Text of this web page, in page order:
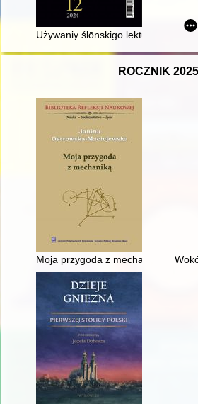
Używaniy ślōnskigo lektu we
ROCZNIK 2025
Moja przygoda z mechaniką : z